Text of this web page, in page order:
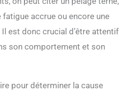
fatigue accrue ou encore une
est donc crucial d’être attentif
son comportement et son
pour déterminer la cause